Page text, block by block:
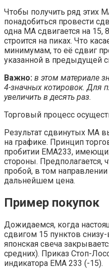
Чтобы получить ряд этих
понадобиться провести
одна МА сдвигается на 15,
строится на пиках. Что
минимумам, то её сдвиг
указанной в предыдущей
Важно: в этом материале
4-значных котировок. Для
увеличить в десять раз.
Торговый процесс
Результат сдвинутых МА
на графике. Принцип
пробитии ЕМА233,
стороны. Предполагается,
пробой, в том направлении
дальнейшем цена.
Пример покупок
Дожидаемся, когда
сдвигом 15 пунктов
японская свеча
средних). Приказ Стоп-
индикатора EMA 233 (-15).